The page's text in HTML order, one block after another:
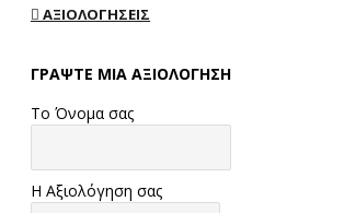
ΑΞΙΟΛΟΓΉΣΕΙΣ
ΓΡΆΨΤΕ ΜΙΑ ΑΞΙΟΛΌΓΗΣΗ
Το Όνομα σας
Η Αξιολόγηση σας